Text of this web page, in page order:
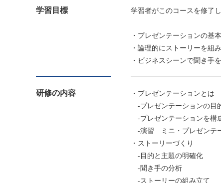
学習目標 学習者がこのコースを修了
・プレゼンテーションの基
・論理的にストーリーを組
・ビジネスシーンで聞き手
研修の内容
・プレゼンテーションとは
-プレゼンテーションの目
-プレゼンテーションを
-演習 ミニ・プレゼンテ
・ストーリーづくり
-目的と主題の明確化
-聞き手の分析
-ストーリーの組み立て